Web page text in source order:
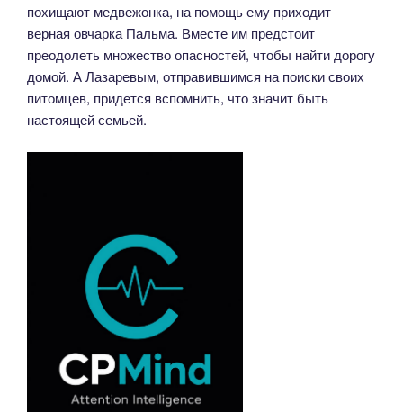
похищают медвежонка, на помощь ему приходит
верная овчарка Пальма. Вместе им предстоит
преодолеть множество опасностей, чтобы найти дорогу
домой. А Лазаревым, отправившимся на поиски своих
питомцев, придется вспомнить, что значит быть
настоящей семьей.